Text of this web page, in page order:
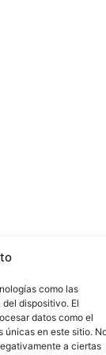
como las
dispositivo. El
datos como el
únicas en este sitio.
a ciertas